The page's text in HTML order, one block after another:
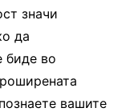
значи
да
биде во
вашите